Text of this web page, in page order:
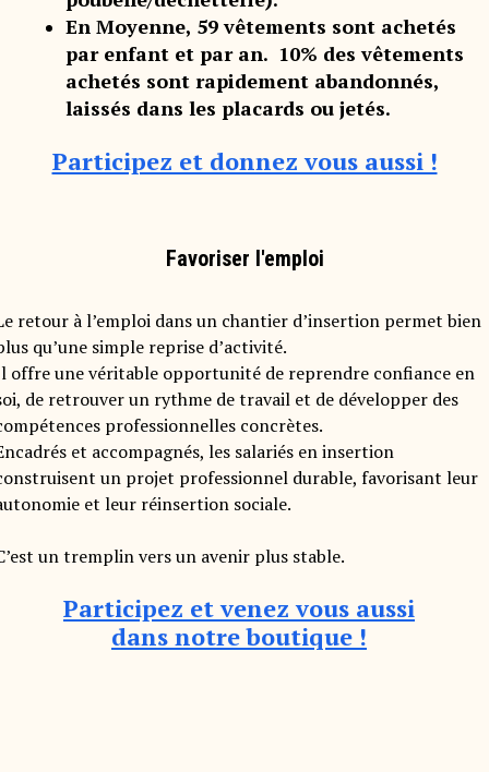
En Moyenne, 59 vêtements sont achetés
par enfant et par an. 10% des vêtements
achetés sont rapidement abandonnés,
laissés dans les placards ou jetés.
Participez et donnez vous aussi !
Favoriser l'emploi
retour à l’emploi dans un chantier d’insertion permet bien
qu’une simple reprise d’activité.
offre une véritable opportunité de reprendre confiance en
de retrouver un rythme de travail et de développer des
professionnelles concrètes.
et accompagnés, les salariés en insertion
un projet professionnel durable, favorisant leur
et leur réinsertion sociale.
un tremplin vers un avenir plus stable.
Participez et venez vous aussi
dans notre boutique !